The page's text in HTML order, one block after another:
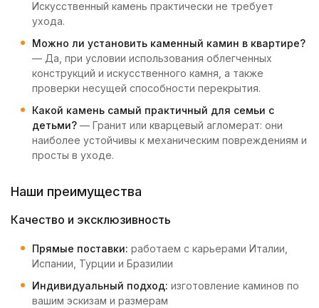
Искусственный камень практически не требует
ухода.
Можно ли установить каменный камин в квартире?
— Да, при условии использования облегченных
конструкций и искусственного камня, а также
проверки несущей способности перекрытия.
Какой камень самый практичный для семьи с
детьми? — Гранит или кварцевый агломерат: они
наиболее устойчивы к механическим повреждениям и
просты в уходе.
Наши преимущества
Качество и эксклюзивность
Прямые поставки: работаем с карьерами Италии,
Испании, Турции и Бразилии
Индивидуальный подход: изготовление каминов по
вашим эскизам и размерам